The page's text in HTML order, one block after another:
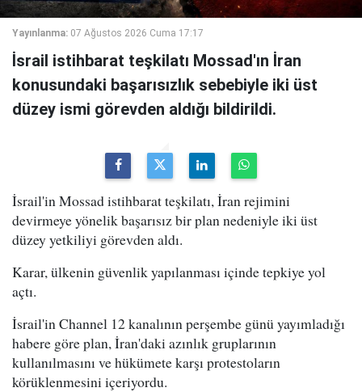
Yayınlanma: 07 Ağustos 2026 Cuma 17:17
İsrail istihbarat teşkilatı Mossad'ın İran
konusundaki başarısızlık sebebiyle iki üst
düzey ismi görevden aldığı bildirildi.
İsrail'in Mossad istihbarat teşkilatı, İran rejimini
devirmeye yönelik başarısız bir plan nedeniyle iki üst
düzey yetkiliyi görevden aldı.
Karar, ülkenin güvenlik yapılanması içinde tepkiye yol
açtı.
İsrail'in Channel 12 kanalının perşembe günü yayımladığı
habere göre plan, İran'daki azınlık gruplarının
kullanılmasını ve hükümete karşı protestoların
körüklenmesini içeriyordu.